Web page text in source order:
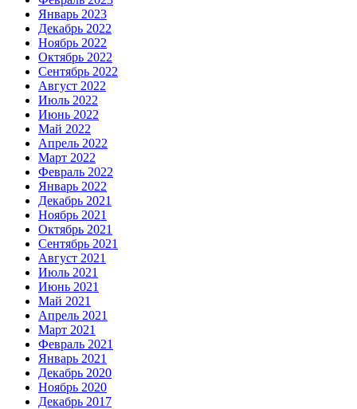
Январь 2023
Декабрь 2022
Ноябрь 2022
Октябрь 2022
Сентябрь 2022
Август 2022
Июль 2022
Июнь 2022
Май 2022
Апрель 2022
Март 2022
Февраль 2022
Январь 2022
Декабрь 2021
Ноябрь 2021
Октябрь 2021
Сентябрь 2021
Август 2021
Июль 2021
Июнь 2021
Май 2021
Апрель 2021
Март 2021
Февраль 2021
Январь 2021
Декабрь 2020
Ноябрь 2020
Декабрь 2017